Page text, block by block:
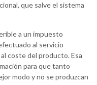
que salve el sistema
a un impuesto
al servicio
coste del producto. Esa
para que tanto
modo y no se produzcan